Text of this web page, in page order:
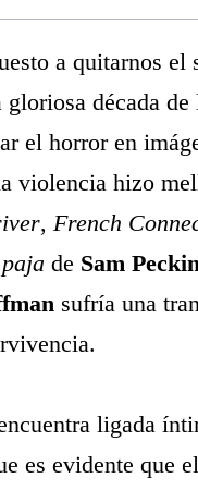
a quitarnos el
década de
el horror en
violencia hizo
, French
de Sam
sufría una
ligada
es evidente que